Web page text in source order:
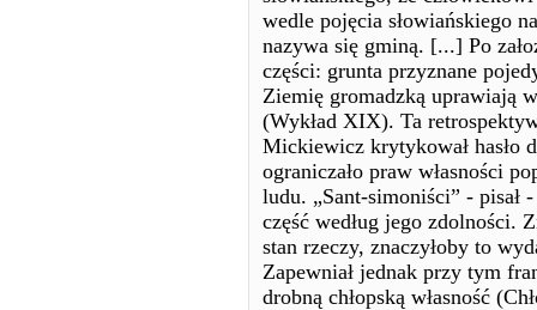
wedle pojęcia słowiańskiego
nazywa się gminą. [...] Po
części: grunta przyznane
Ziemię gromadzką uprawiają
(Wykład XIX). Ta
Mickiewicz krytykował hasło
ograniczało praw własności
ludu. „Sant-simoniści” - pisał
część według jego zdolności.
stan rzeczy, znaczyłoby to
Zapewniał jednak przy tym
drobną chłopską własność